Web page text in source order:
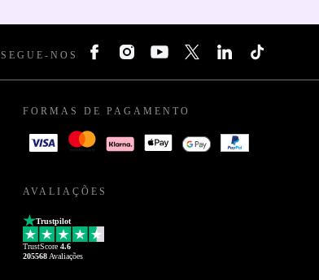
SEGUE-NOS
FORMAS DE PAGAMENTO
AVALIAÇÕES
Trustpilot
TrustScore 4.6
205568 Avaliações